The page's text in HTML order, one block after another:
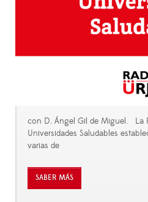
con D. Ángel Gil de Miguel. La
Universidades Saludables
varias de
SABER MÁS